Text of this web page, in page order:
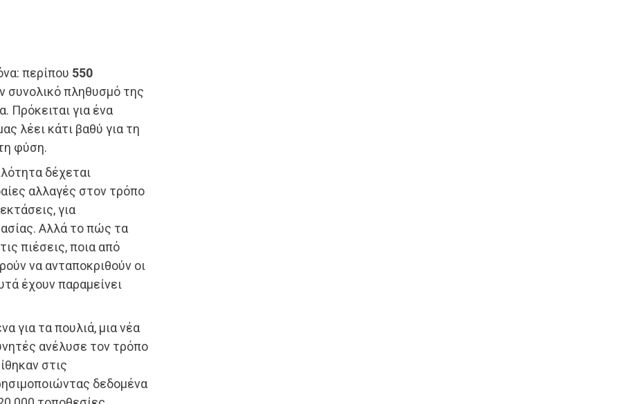
περίπου 550
συνολικό πληθυσμό της
Πρόκειται για ένα
λέει κάτι βαθύ για τη
φύση.
δέχεται
αλλαγές στον τρόπο
για
Αλλά το πώς τα
πιέσεις, ποια από
να ανταποκριθούν οι
έχουν παραμείνει
για τα πουλιά, μια νέα
ανέλυσε τον τρόπο
στις
δεδομένα